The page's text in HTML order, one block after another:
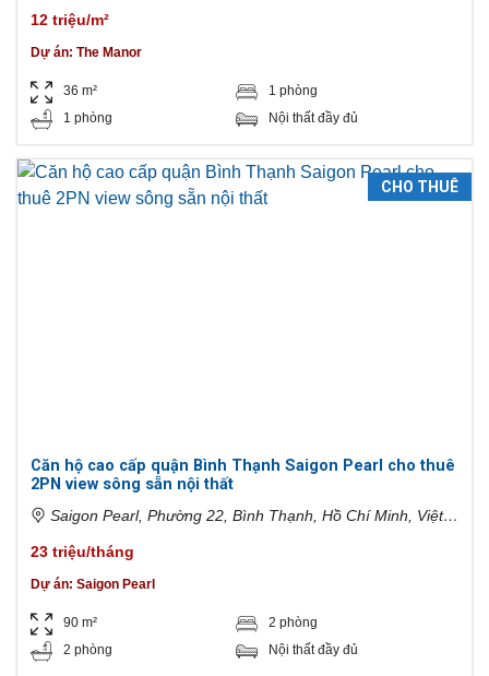
12 triệu/m²
Dự án: The Manor
36 m²
1 phòng
1 phòng
Nội thất đầy đủ
CHO THUÊ
Căn hộ cao cấp quận Bình Thạnh Saigon Pearl cho thuê
2PN view sông sẵn nội thất
Saigon Pearl, Phường 22, Bình Thạnh, Hồ Chí Minh, Việt
23 triệu/tháng
Dự án: Saigon Pearl
90 m²
2 phòng
2 phòng
Nội thất đầy đủ